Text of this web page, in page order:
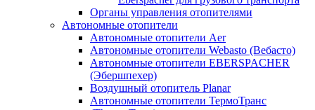
Органы управления отопителями
Автономные отопители
Автономные отопители Аer
Автономные отопители Webasto (Вебасто)
Автономные отопители EBERSPACHER
(Эбершпехер)
Воздушный отопитель Planar
Автономные отопители ТермоТранс